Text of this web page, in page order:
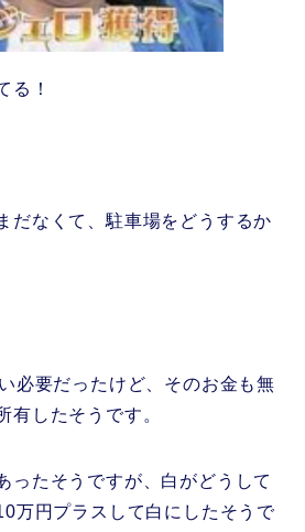
る！
だなくて、駐車場をどうするか
必要だったけど、そのお金も無
有したそうです。
ったそうですが、白がどうして
万円プラスして白にしたそうで